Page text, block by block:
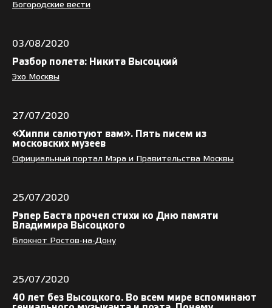
Богородские вести
03/08/2020
Разбор полета: Никита Высоцкий
Эхо Москвы
27/07/2020
«Хиппи салютуют вам». Пять писем из
московских музеев
Официальный портал Мэра и Правительства Москвы
25/07/2020
Рэпер Баста прочел стихи ко Дню памяти
Владимира Высоцкого
Блокнот Ростов-на-Дону
25/07/2020
40 лет без Высоцкого. Во всем мире вспоминают